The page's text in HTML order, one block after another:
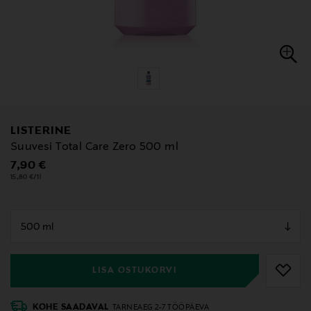
LISTERINE
Suuvesi Total Care Zero 500 ml
Original Price
7,90 €
15,80 €/1l
LISA OSTUKORVI
KOHE SAADAVAL TARNEAEG 2-7 TÖÖPÄEVA